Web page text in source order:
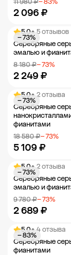
11 980 ₽− 83%
2 096 ₽
Добавить в
5.0• 5 отзывов
Серебряные
эмалью и
8 180 ₽− 73%
2 249 ₽
− 73%
Добавить в
5.0• 2 отзыва
Серебряные
фианитами
18 580 ₽− 73%
5 109 ₽
− 73%
Добавить в
5.0• 2 отзыва
Серебряные
эмалью и
9 780 ₽− 73%
2 689 ₽
− 73%
Добавить в
5.0• 4 отзыва
Серебряные
фианитами
− 83%